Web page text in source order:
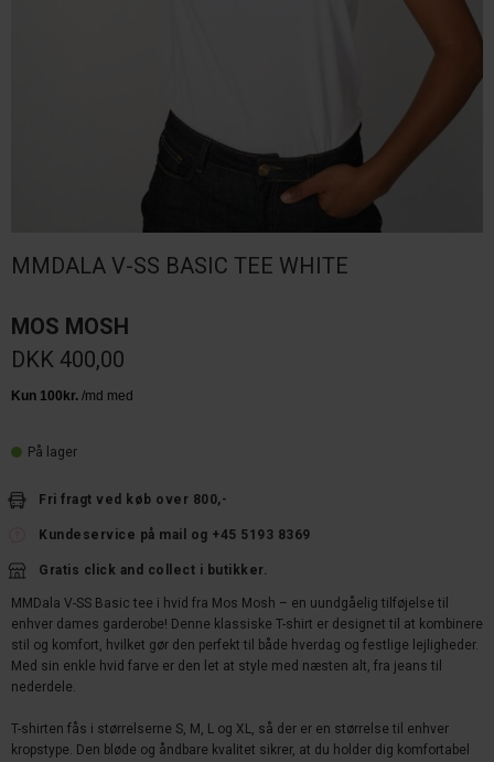
MMDALA V-SS BASIC TEE WHITE
MOS MOSH
DKK 400,00
På lager
Fri fragt ved køb over 800,-
Kundeservice på mail og +45 5193 8369
Gratis click and collect i butikker.
MMDala V-SS Basic tee i hvid fra Mos Mosh – en uundgåelig tilføjelse til
enhver dames garderobe! Denne klassiske T-shirt er designet til at kombinere
stil og komfort, hvilket gør den perfekt til både hverdag og festlige lejligheder.
Med sin enkle hvid farve er den let at style med næsten alt, fra jeans til
nederdele.
T-shirten fås i størrelserne S, M, L og XL, så der er en størrelse til enhver
kropstype. Den bløde og åndbare kvalitet sikrer, at du holder dig komfortabel